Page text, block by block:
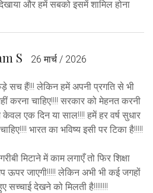
और हमें सबको इसमें शामिल होना
S 26 मार्च / 2026
सच हैं!!! लेकिन हमें अपनी प्रगति से भी
करना चाहिए!!!! सरकार को मेहनत करनी
केवल एक दिन या साल!!!! हमें हर वर्ष सुधार
भारत का भविष्य इसी पर टिका है!!!!!
मिटाने में काम लगाएँ तो फिर शिक्षा
ऊपर जाएगी!!!!! लेकिन अभी भी कई जगहों
सच्चाई देखने को मिलती है!!!!!!!!